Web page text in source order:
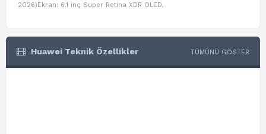
2026)Ekran: 6.1 inç Super Retina XDR OLED,
Huawei Teknik Özellikler TÜMÜNÜ GÖSTER